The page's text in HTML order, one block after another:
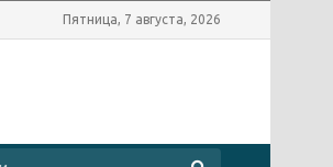
Пятница, 7 августа, 2026